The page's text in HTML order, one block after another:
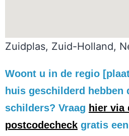
Zuidplas, Zuid-Holland,
Woont u in de regio
huis geschilderd hebben
schilders? Vraag hier via
postcodecheck gratis